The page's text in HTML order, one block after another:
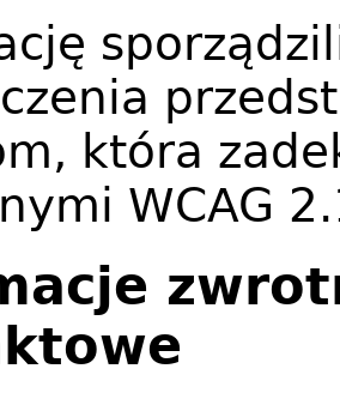
która
WCAG